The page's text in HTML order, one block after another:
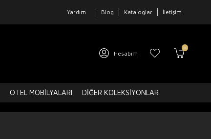
Yardım Blog Kataloglar İletişim
Hesabım
0
OTEL MOBILYALARI DIĞER KOLEKSIYONLAR